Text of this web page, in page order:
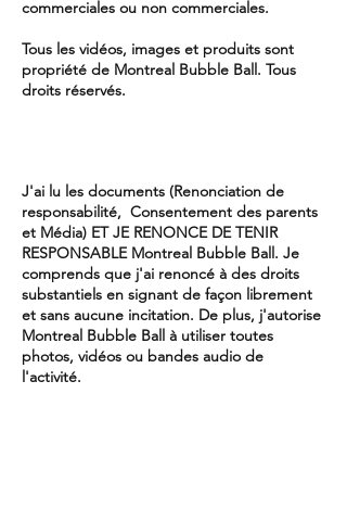
commerciales ou non commerciales.
Tous les vidéos, images et produits sont
propriété de Montreal Bubble Ball. Tous
droits réservés.
J'ai lu les documents (Renonciation de
responsabilité, Consentement des parents
et Média) ET JE RENONCE DE TENIR
RESPONSABLE Montreal Bubble Ball. Je
comprends que j'ai renoncé à des droits
substantiels en signant de façon librement
et sans aucune incitation. De plus, j'autorise
Montreal Bubble Ball à utiliser toutes
photos, vidéos ou bandes audio de
l'activité.